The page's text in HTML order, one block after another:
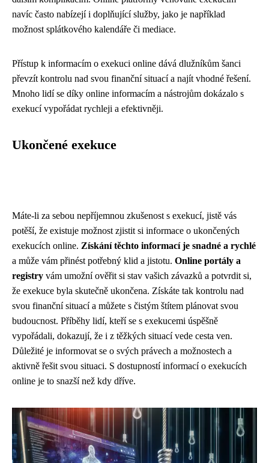
navíc často nabízejí i doplňující služby, jako je například
možnost splátkového kalendáře či mediace.
Přístup k informacím o exekuci online dává dlužníkům šanci
převzít kontrolu nad svou finanční situací a najít vhodné řešení.
Mnoho lidí se díky online informacím a nástrojům dokázalo s
exekucí vypořádat rychleji a efektivněji.
Ukončené exekuce
Máte-li za sebou nepříjemnou zkušenost s exekucí, jistě vás
potěší, že existuje možnost zjistit si informace o ukončených
exekucích online. Získání těchto informací je snadné a rychlé
a může vám přinést potřebný klid a jistotu. Online portály a
registry vám umožní ověřit si stav vašich závazků a potvrdit si,
že exekuce byla skutečně ukončena. Získáte tak kontrolu nad
svou finanční situací a můžete s čistým štítem plánovat svou
budoucnost. Příběhy lidí, kteří se s exekucemi úspěšně
vypořádali, dokazují, že i z těžkých situací vede cesta ven.
Důležité je informovat se o svých právech a možnostech a
aktivně řešit svou situaci. S dostupností informací o exekucích
online je to snazší než kdy dříve.